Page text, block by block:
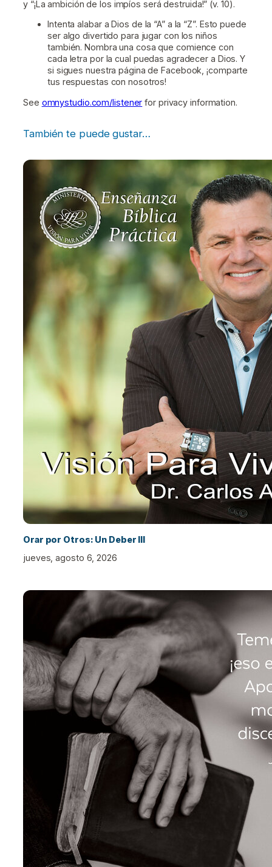
y “¡La ambición de los impíos será destruida!” (v. 10).
Intenta alabar a Dios de la “A” a la “Z”. Esto puede
ser algo divertido para jugar con los niños
también. Nombra una cosa que comience con
cada letra por la cual puedas agradecer a Dios. Y
si sigues nuestra página de Facebook, ¡comparte
tus respuestas con nosotros!
See omnystudio.com/listener for privacy information.
También te puede gustar…
Orar por Otros: Un Deber III
jueves, agosto 6, 2026